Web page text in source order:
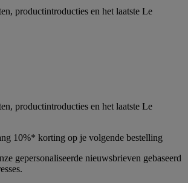
productintroducties en het laatste Le
productintroducties en het laatste Le
10%* korting op je volgende bestelling
gepersonaliseerde nieuwsbrieven gebaseerd